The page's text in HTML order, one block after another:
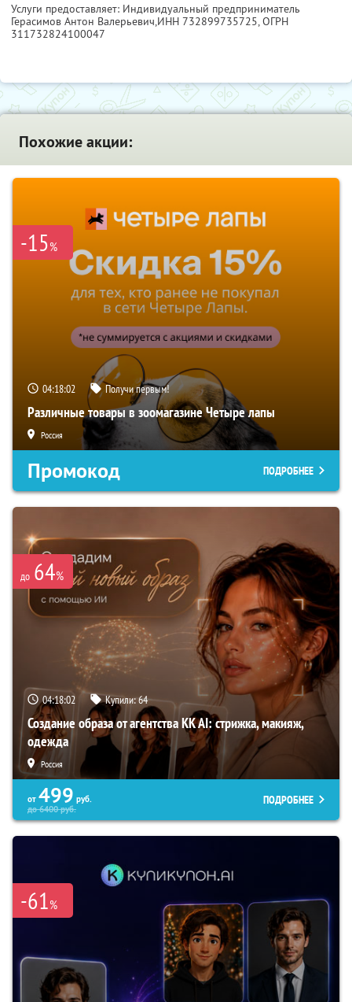
Услуги предоставляет: Индивидуальный предприниматель
Герасимов Антон Валерьевич,ИНН 732899735725, ОГРН
311732824100047
Похожие акции:
-15%
04:18:01 Получи первым!
Различные товары в зоомагазине Четыре лапы
Россия
Промокод ПОДРОБНЕЕ
до 64%
04:18:01 Купили:64
Создание образа от агентства KK AI: стрижка, макияж,
одежда
Россия
от 499 руб.
до6400руб.
ПОДРОБНЕЕ
-61%